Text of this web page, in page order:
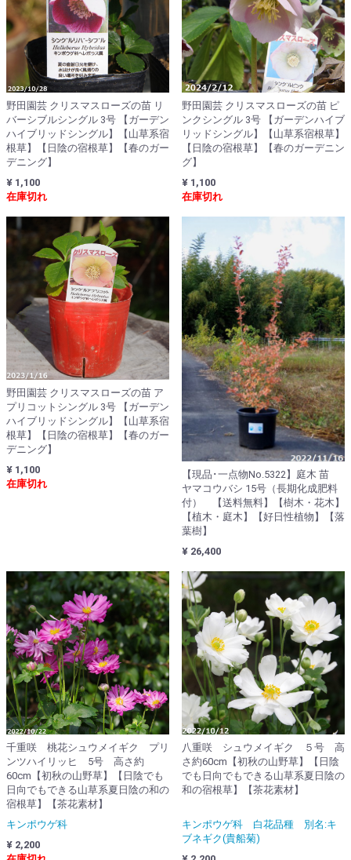
野田園芸 クリスマスローズの苗 リ
バーシブルシングル 3号 【ガーデン
ハイブリッドシングル】【山草系宿
根草】【日陰の宿根草】【春のガー
デニング】
¥ 1,100
在庫切れ
野田園芸 クリスマスローズの苗 ピ
ンクシングル 3号 【ガーデンハイブ
リッドシングル】【山草系宿根草】
【日陰の宿根草】【春のガーデニン
グ】
¥ 1,100
在庫切れ
野田園芸 クリスマスローズの苗 ア
プリコットシングル 3号 【ガーデン
ハイブリッドシングル】【山草系宿
根草】【日陰の宿根草】【春のガー
デニング】
¥ 1,100
在庫切れ
【現品･一点物No.5322】庭木 苗
ヤマコウバシ 15号（長期化成肥料
付） 【送料無料】【樹木・花木】
【植木・庭木】【好日性植物】【落
葉樹】
¥ 26,400
千重咲 桃花シュウメイギク プリ
ンツハイリッヒ 5号 高さ約
60cm【初秋の山野草】【日陰でも
日向でもできる山草系夏日陰の和の
宿根草】【茶花素材】
キンポウゲ科
¥ 2,200
八重咲 シュウメイギク ５号 高
さ約60cm【初秋の山野草】【日陰
でも日向でもできる山草系夏日陰の
和の宿根草】【茶花素材】
キンポウゲ科 白花品種 別名:キ
ブネギク(貴船菊)